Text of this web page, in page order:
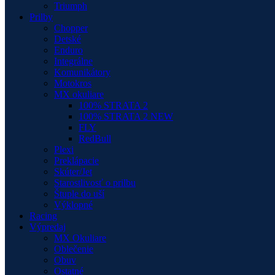
Triumph
Prilby
Chopper
Detské
Enduro
Integrálne
Komunikátory
Motokros
MX okuliare
100% STRATA 2
100% STRATA 2 NEW
FLY
RedBull
Plexi
Preklápacie
Skúter/Jet
Starostlivosť o prilbu
Štuple do uší
Výklopné
Racing
Výpredaj
MX Okuliare
Oblečenie
Obuv
Ostatné